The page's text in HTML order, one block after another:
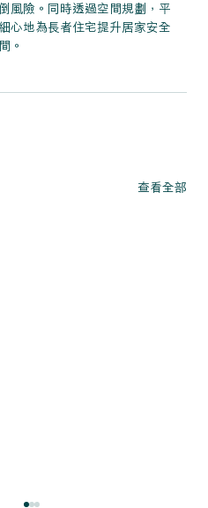
風險。同時透過空間規劃，平
心地為長者住宅提升居家安全
。
查看全部